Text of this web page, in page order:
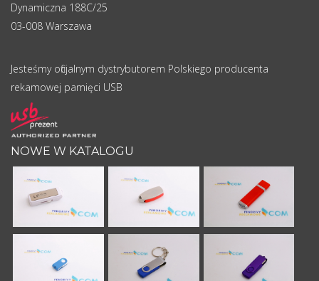
Dynamiczna 188C/25
03-008 Warszawa
Jesteśmy oficjalnym dystrybutorem Polskiego producenta
rekamowej pamięci USB
NOWE W KATALOGU